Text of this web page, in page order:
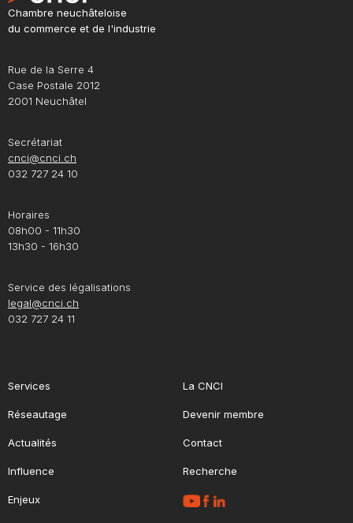
Chambre neuchâteloise
du commerce et de l'industrie
Rue de la Serre 4
Case Postale 2012
2001 Neuchâtel
Secrétariat
cnci@cnci.ch
032 727 24 10
Horaires
08h00 - 11h30
13h30 - 16h30
Service des légalisations
legal@cnci.ch
032 727 24 11
Services
Réseautage
Actualités
Influence
Enjeux
La CNCI
Devenir membre
Contact
Recherche